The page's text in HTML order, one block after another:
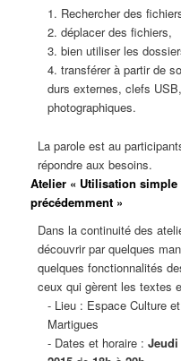
1. Rechercher des
2. déplacer des fichiers,
3. bien utiliser les
4. transférer à partir de
durs externes, clefs
photographiques.
La parole est au
répondre aux besoins.
Atelier « Utilisation
précédemment »
Dans la continuité des
découvrir par quelques
quelques fonctionnalités
ceux qui gèrent les textes
- Lieu : Espace Culture
Martigues
- Dates et horaire : Jeudi